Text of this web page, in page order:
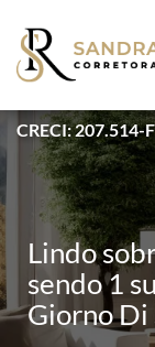
CRECI: 207.514-F
Lindo
sendo 1
Giorno Di